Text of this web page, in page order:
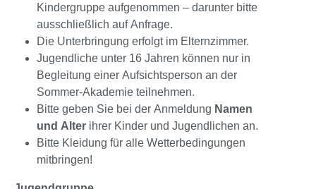
Kindergruppe aufgenommen – darunter bitte
ausschließlich auf Anfrage.
Die Unterbringung erfolgt im Elternzimmer.
Jugendliche unter 16 Jahren können nur in
Begleitung einer Aufsichtsperson an der
Sommer-Akademie teilnehmen.
Bitte geben Sie bei der Anmeldung Namen
und Alter ihrer Kinder und Jugendlichen an.
Bitte Kleidung für alle Wetterbedingungen
mitbringen!